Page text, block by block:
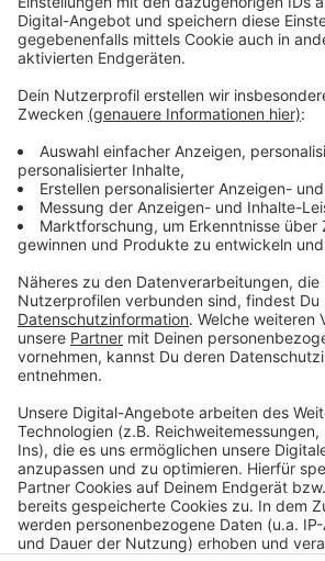
Wir verwenden einen
Drittanbieters, um
Daten zu Ihren
Details durch und
Nutzung des Service zu,
Video anzusehen.
Mehr Informationen
Akzeptieren
powered byUsercentrics
David Guetta & Becky Hill & Ella
What Love Can Do (Official Music
Anzeige
Anzeige